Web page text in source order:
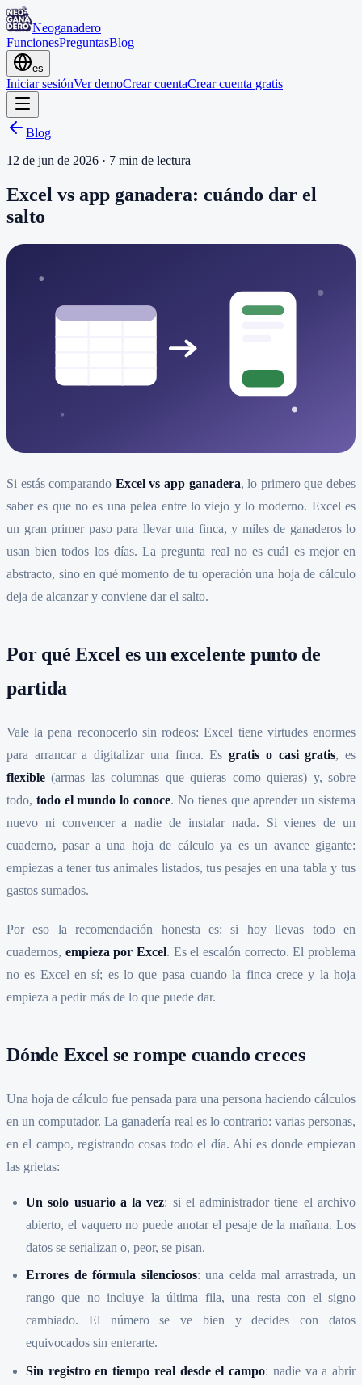
Neoganadero
FuncionesPreguntasBlog
es
Iniciar sesiónVer demoCrear cuentaCrear cuenta gratis
Blog
12 de jun de 2026 · 7 min de lectura
Excel vs app ganadera: cuándo dar el
salto
Si estás comparando Excel vs app ganadera, lo primero que debes
saber es que no es una pelea entre lo viejo y lo moderno. Excel es
un gran primer paso para llevar una finca, y miles de ganaderos lo
usan bien todos los días. La pregunta real no es cuál es mejor en
abstracto, sino en qué momento de tu operación una hoja de cálculo
deja de alcanzar y conviene dar el salto.
Por qué Excel es un excelente punto de
partida
Vale la pena reconocerlo sin rodeos: Excel tiene virtudes enormes
para arrancar a digitalizar una finca. Es gratis o casi gratis, es
flexible (armas las columnas que quieras como quieras) y, sobre
todo, todo el mundo lo conoce. No tienes que aprender un sistema
nuevo ni convencer a nadie de instalar nada. Si vienes de un
cuaderno, pasar a una hoja de cálculo ya es un avance gigante:
empiezas a tener tus animales listados, tus pesajes en una tabla y tus
gastos sumados.
Por eso la recomendación honesta es: si hoy llevas todo en
cuadernos, empieza por Excel. Es el escalón correcto. El problema
no es Excel en sí; es lo que pasa cuando la finca crece y la hoja
empieza a pedir más de lo que puede dar.
Dónde Excel se rompe cuando creces
Una hoja de cálculo fue pensada para una persona haciendo cálculos
en un computador. La ganadería real es lo contrario: varias personas,
en el campo, registrando cosas todo el día. Ahí es donde empiezan
las grietas:
Un solo usuario a la vez: si el administrador tiene el archivo
abierto, el vaquero no puede anotar el pesaje de la mañana. Los
datos se serializan o, peor, se pisan.
Errores de fórmula silenciosos: una celda mal arrastrada, un
rango que no incluye la última fila, una resta con el signo
cambiado. El número se ve bien y decides con datos
equivocados sin enterarte.
Sin registro en tiempo real desde el campo: nadie va a abrir